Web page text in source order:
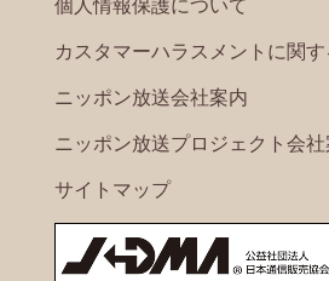
個人情報保護について
カスタマーハラスメントに関
ニッポン放送会社案内
ニッポン放送プロジェクト会社
サイトマップ